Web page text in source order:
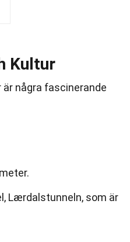
Kultur
några fascinerande
Lærdalstunneln, som är